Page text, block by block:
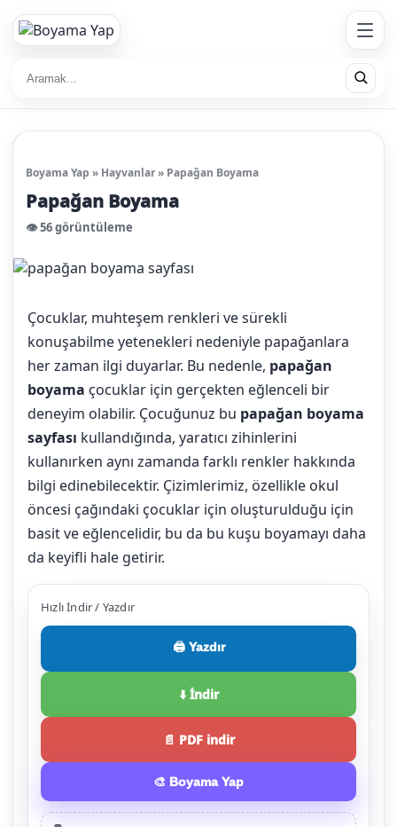
Boyama Yap » Hayvanlar» Papağan Boyama
Papağan Boyama
👁️ 56 görüntüleme
Çocuklar, muhteşem renkleri ve sürekli
konuşabilme yetenekleri nedeniyle papağanlara
her zaman ilgi duyarlar. Bu nedenle, papağan
boyama çocuklar için gerçekten eğlenceli bir
deneyim olabilir. Çocuğunuz bu papağan boyama
sayfası kullandığında, yaratıcı zihinlerini
kullanırken aynı zamanda farklı renkler hakkında
bilgi edinebilecektir. Çizimlerimiz, özellikle okul
öncesi çağındaki çocuklar için oluşturulduğu için
basit ve eğlencelidir, bu da bu kuşu boyamayı daha
da keyifli hale getirir.
Hızlı İndir / Yazdır
🖨️ Yazdır
⬇️ İndir
📄 PDF indir
🎨 Boyama Yap